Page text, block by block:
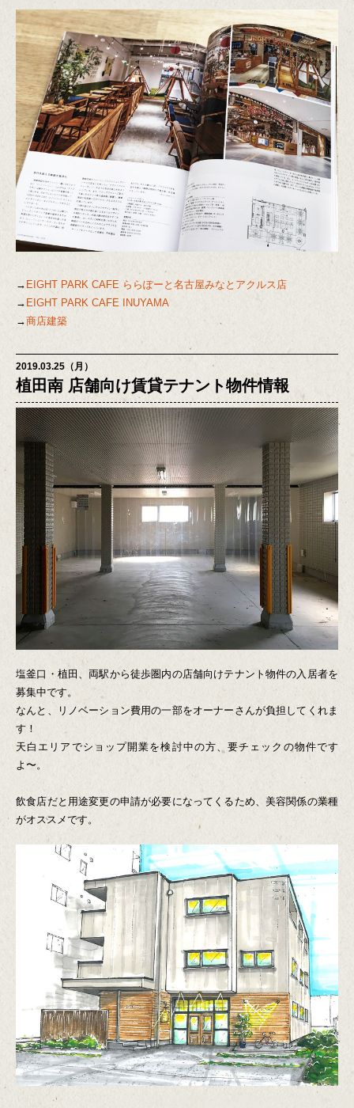
→ EIGHT PARK CAFE ららぽーと名古屋みなとアクルス店
→ EIGHT PARK CAFE INUYAMA
→商店建築
2019.03.25（月）
植田南 店舗向け賃貸テナント物件情報
塩釜口・植田、両駅から徒歩圏内の店舗向けテナント物件の入居者を
募集中です。
なんと、リノベーション費用の一部をオーナーさんが負担してくれま
す！
天白エリアでショップ開業を検討中の方、要チェックの物件です
よ〜。
飲食店だと用途変更の申請が必要になってくるため、美容関係の業種
がオススメです。